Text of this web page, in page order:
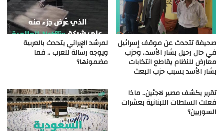
صحيفة تتحدث عن موقف إسرائيل
في حال رحيل بشار الأسد.. وحزب
معارض للنظام يقاطع انتخابات
بشار الأسد بسبب حزب البعث
لمرشد الإيراني يتحدث بالعربية
ويوجه رسالة للعرب .. فما
مضمونها؟
تقرير يكشف مصير لاجئين.. ماذا
فعلت السلطات اللبنانية بعشرات
السوريين؟